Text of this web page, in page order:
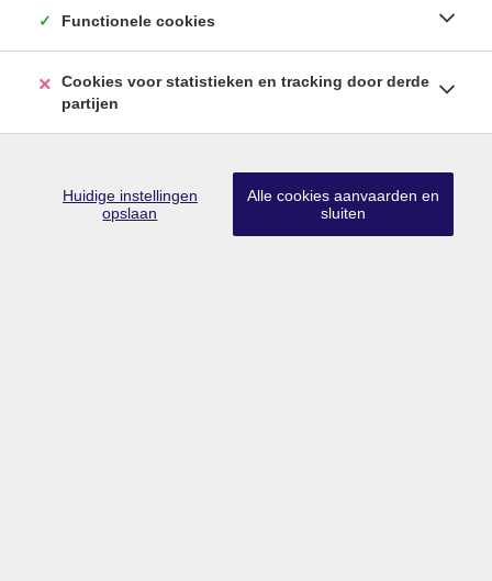
Lid CIB•Lid BIV•Erkend vastgoedmakelaar-bemiddelaar in België
Functionele cookies
Cookies voor statistieken en tracking door derde
partijen
Huidige instellingen
opslaan
Alle cookies aanvaarden en
sluiten